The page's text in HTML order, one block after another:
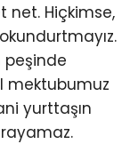
net. Hiçkimse,
peşinde
mektubumuz
yurttaşın